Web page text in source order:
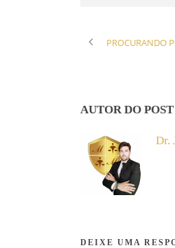
PROCURANDO
AUTOR DO POST
Dr.
DEIXE UMA